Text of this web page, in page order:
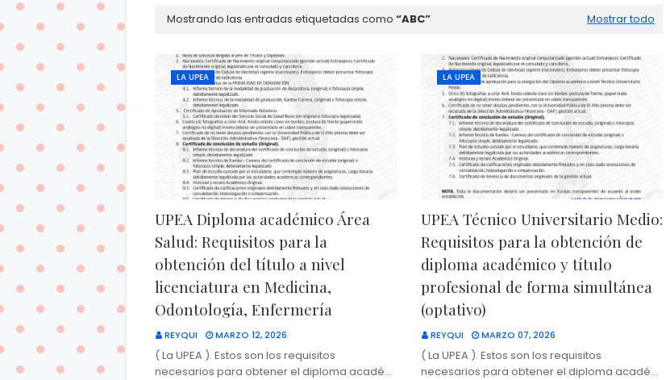
Mostrando las entradas etiquetadas como ABC Mostrar todo
LA UPEA
UPEA Diploma académico Área
Salud: Requisitos para la
obtención del título a nivel
licenciatura en Medicina,
Odontología, Enfermería
REYQUI MARZO 12, 2026
( La UPEA ). Estos son los requisitos
necesarios para obtener el diploma acadé…
LA UPEA
UPEA Técnico Universitario Medio:
Requisitos para la obtención de
diploma académico y título
profesional de forma simultánea
(optativo)
REYQUI MARZO 07, 2026
( La UPEA ). Estos son los requisitos
necesarios para obtener el diploma acadé…